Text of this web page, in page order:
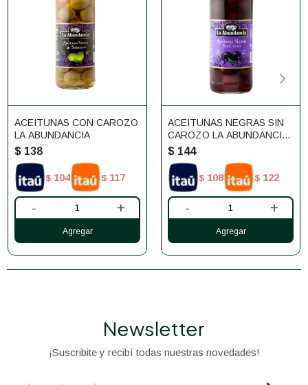
ACEITUNAS CON CAROZO
LA ABUNDANCIA
$ 138
$ 104 $ 117
- +
ACEITUNAS NEGRAS SIN
CAROZO LA ABUNDANCIA
330G
$ 144
$ 108 $ 122
- +
Newsletter
¡Suscribite y recibí todas nuestras novedades!